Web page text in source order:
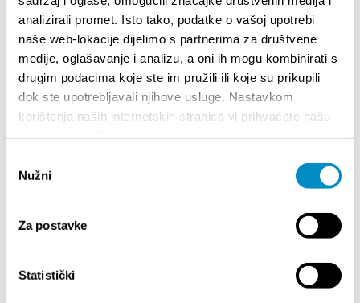
analizirali promet. Isto tako, podatke o vašoj upotrebi
naše web-lokacije dijelimo s partnerima za društvene
medije, oglašavanje i analizu, a oni ih mogu kombinirati s
drugim podacima koje ste im pružili ili koje su prikupili
dok ste upotrebljavali njihove usluge. Nastavkom
korištenja naših internetskih stranica vi prihvaćate našu
pristanka
Nužni
Za postavke
Statistički
<< 1 2 >>
TENDERS FOR EVENTS
CITY OF SPLIT EVENT CALENDAR
14/
72th